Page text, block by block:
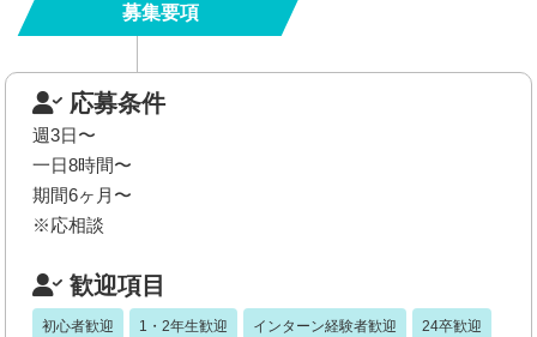
募集要項
応募条件
週3日〜
一日8時間〜
期間6ヶ月〜
※応相談
歓迎項目
初心者歓迎 1・2年生歓迎 インターン経験者歓迎 24卒歓迎